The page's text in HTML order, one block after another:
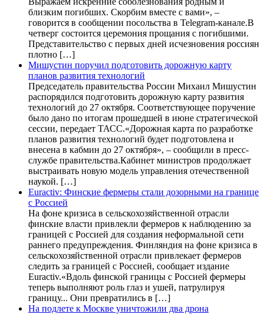
близким погибших. Скорбим вместе с вами», –
говорится в сообщении посольства в Telegram-канале.В
четверг состоится церемония прощания с погибшими.
Представительство с первых дней исчезновения россиян
плотно […]
Мишустин поручил подготовить дорожную карту
планов развития технологий
Председатель правительства России Михаил Мишустин
распорядился подготовить дорожную карту развития
технологий до 27 октября. Соответствующее поручение
было дано по итогам прошедшей в июне стратегической
сессии, передает ТАСС.«Дорожная карта по разработке
планов развития технологий будет подготовлена и
внесена в кабмин до 27 октября», – сообщили в пресс-
службе правительства.Кабинет министров продолжает
выстраивать новую модель управления отечественной
наукой. […]
Euractiv: Финские фермеры стали дозорными на границе
с Россией
На фоне кризиса в сельскохозяйственной отрасли
финские власти привлекли фермеров к наблюдению за
границей с Россией для создания неформальной сети
раннего предупреждения. Финляндия на фоне кризиса в
сельскохозяйственной отрасли привлекает фермеров
следить за границей с Россией, сообщает издание
Euractiv.«Вдоль финской границы с Россией фермеры
теперь выполняют роль глаз и ушей, патрулируя
границу... Они превратились в […]
На подлете к Москве уничтожили два дрона